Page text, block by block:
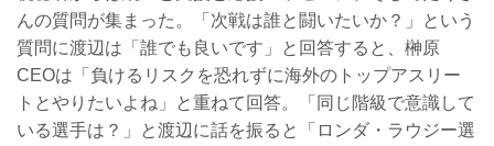
んの質問が集まった。「次戦は誰と闘いたいか？」という
質問に渡辺は「誰でも良いです」と回答すると、榊原
CEOは「負けるリスクを恐れずに海外のトップアスリー
トとやりたいよね」と重ねて回答。「同じ階級で意識して
いる選手は？」と渡辺に話を振ると「ロンダ・ラウジー選